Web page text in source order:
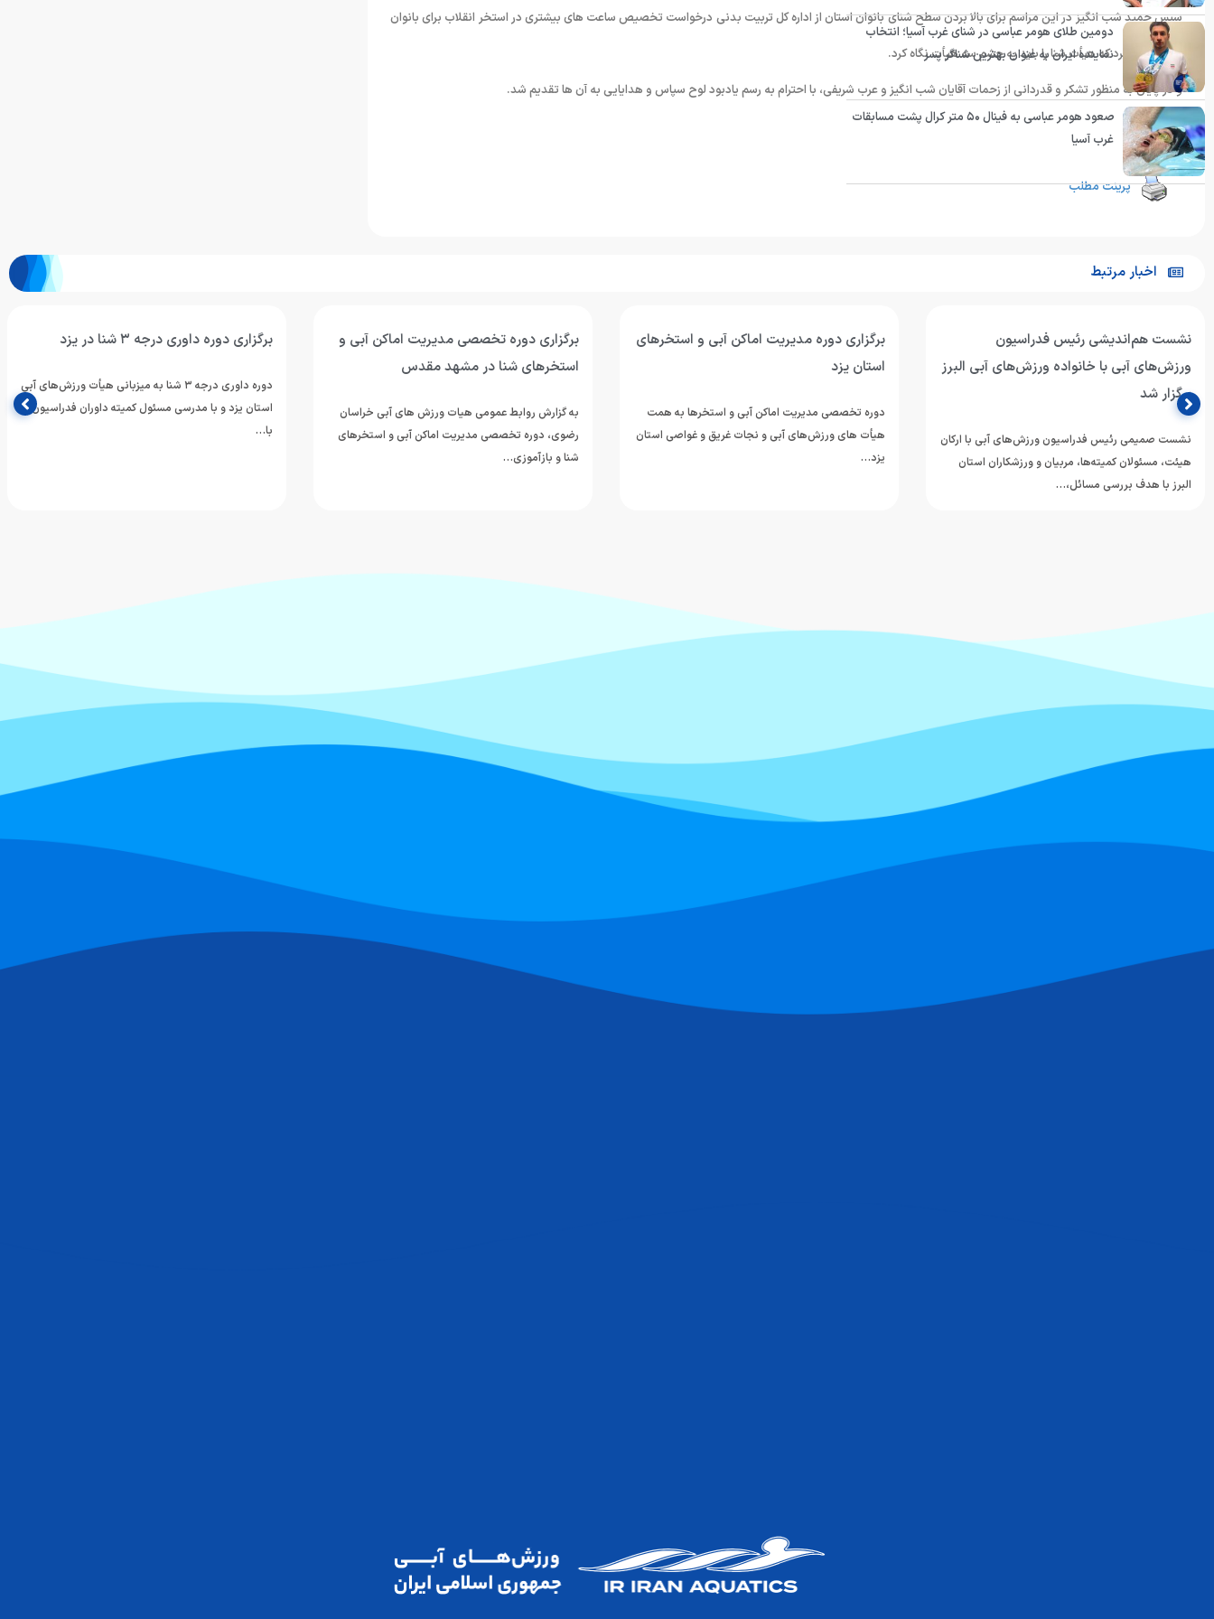
سپس حمید شب انگیز در این مراسم برای بالا بردن سطح شنای بانوان استان از اداره کل تربیت بدنی درخواست تخصیص ساعت های بیشتری در استخر انقلاب برای بانوان
کرد و تاکید کرد که هیأت شنا را باید به چشم سه هیأت نگاه کرد.
و در پایان به منظور تشکر و قدردانی از زحمات آقایان شب انگیز و عرب شریفی، با احترام به رسم یادبود لوح سپاس و هدایایی به آن ها تقدیم شد.
انتهای پیام
پرینت مطلب
دومین طلای هومر عباسی در شنای غرب آسیا؛ انتخاب
نماینده ایران به عنوان بهترین شناگر پسر
صعود هومر عباسی به فینال ۵۰ متر کرال پشت مسابقات
غرب آسیا
اخبار مرتبط
نشست هم‌اندیشی رئیس فدراسیون
ورزش‌های آبی با خانواده ورزش‌های آبی البرز
برگزار شد
نشست صمیمی رئیس فدراسیون ورزش‌های آبی با ارکان
هیئت، مسئولان کمیته‌ها، مربیان و ورزشکاران استان
البرز با هدف بررسی مسائل،…
برگزاری دوره مدیریت اماکن آبی و استخرهای
استان یزد
دوره تخصصی مدیریت اماکن آبی و استخرها به همت
هیأت های ورزش‌های آبی و نجات غریق و غواصی استان
یزد…
برگزاری دوره تخصصی مدیریت اماکن آبی و
استخرهای شنا در مشهد مقدس
به گزارش روابط‌ عمومی هیات ورزش های آبی خراسان
رضوی، دوره تخصصی مدیریت اماکن آبی و استخرهای
شنا و بازآموزی…
برگزاری دوره داوری درجه ۳ شنا در یزد
دوره داوری درجه ۳ شنا به میزبانی هیأت ورزش‌های آبی
استان یزد و با مدرسی مسئول کمیته داوران فدراسیون،
با…